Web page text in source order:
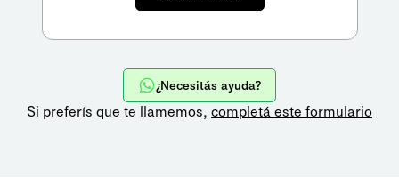
¿Necesitás ayuda?
Si preferís que te llamemos, completá este formulario